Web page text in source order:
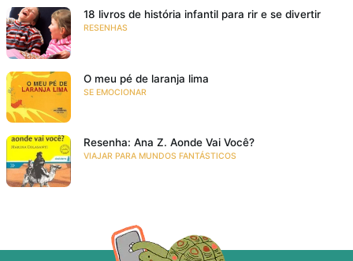
18 livros de história infantil para rir e se divertir
RESENHAS
O meu pé de laranja lima
SE EMOCIONAR
Resenha: Ana Z. Aonde Vai Você?
VIAJAR PARA MUNDOS FANTÁSTICOS